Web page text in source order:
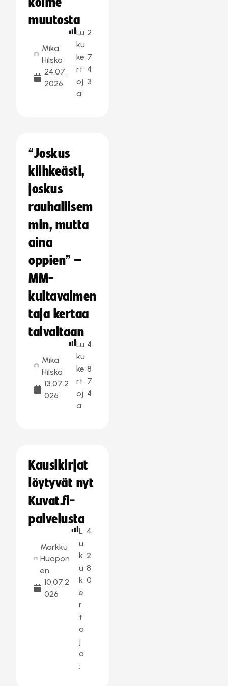
muutosta
Mika
Hilska
24.07.
2026
Lu
ku
ke
rt
oj
a:
2
7
4
3
“Joskus
kiihkeästi,
joskus
rauhallisem
min, mutta
aina
oppien” –
MM-
kultavalmen
taja kertaa
taivaltaan
Mika
Hilska
13.07.2
026
Lu
ku
ke
rt
oj
a:
4
8
7
4
Kausikirjat
löytyvät nyt
Kuvat.fi-
palvelusta
Markku
Huopon
en
10.07.2
026
L
u
k
u
k
e
r
t
o
j
a
:
4
2
8
0